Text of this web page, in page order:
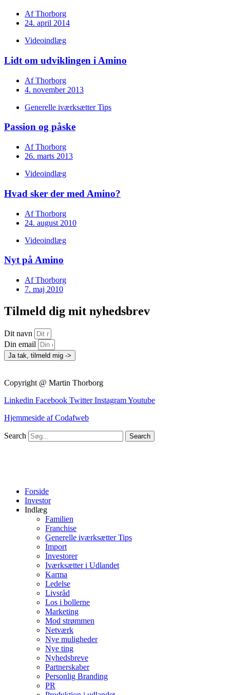
AfThorborg
24. april 2014
Videoindlæg
Lidt om udviklingen i Amino
AfThorborg
4. november 2013
Generelle iværksætter Tips
Passion og påske
AfThorborg
26. marts 2013
Videoindlæg
Hvad sker der med Amino?
AfThorborg
24. august 2010
Videoindlæg
Nyt på Amino
AfThorborg
7. maj 2010
Tilmeld dig mit nyhedsbrev
Dit navn
Din email
Ja tak, tilmeld mig ->
Copyright @ Martin Thorborg
Linkedin Facebook Twitter InstagramYoutube
Hjemmeside af Codafweb
Search Search
Forside
Investor
Indlæg
Familien
Franchise
Generelle iværksætter Tips
Import
Investorer
Iværksætter i Udlandet
Karma
Ledelse
Livsråd
Los i bollerne
Marketing
Mod strømmen
Netværk
Nye muligheder
Nye ting
Nyhedsbreve
Partnerskaber
Personlig Branding
PR